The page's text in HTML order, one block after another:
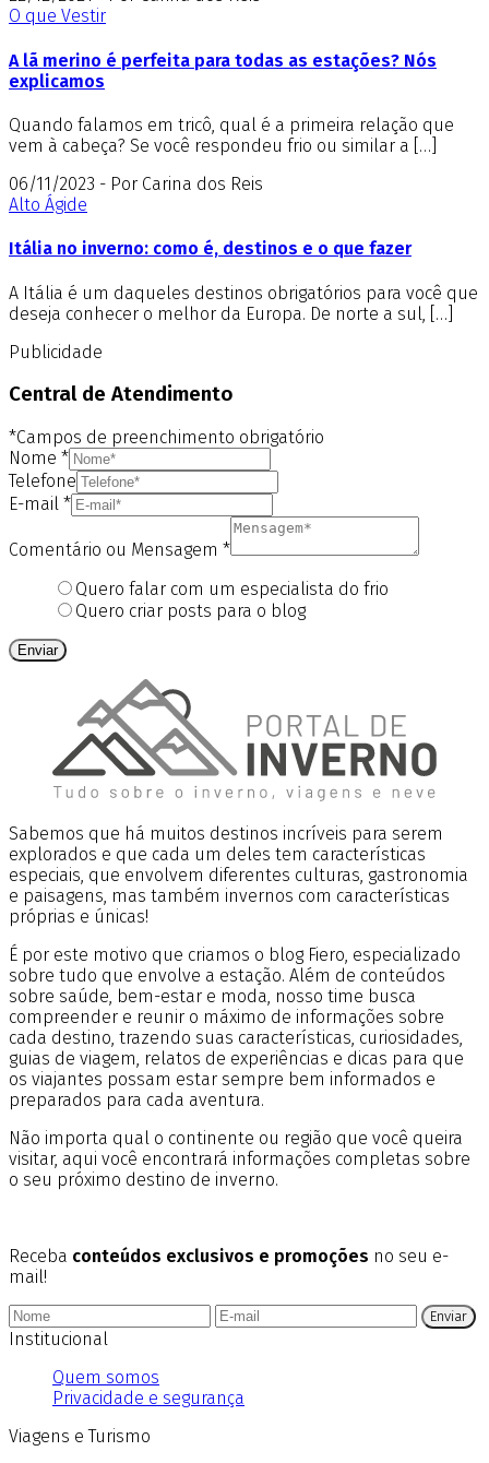
O que Vestir
A lã merino é perfeita para todas as estações? Nós
explicamos
Quando falamos em tricô, qual é a primeira relação que
vem à cabeça? Se você respondeu frio ou similar a […]
06/11/2023 - Por Carina dos Reis
Alto Ágide
Itália no inverno: como é, destinos e o que fazer
A Itália é um daqueles destinos obrigatórios para você que
deseja conhecer o melhor da Europa. De norte a sul, […]
Publicidade
Central de Atendimento
*Campos de preenchimento obrigatório
Nome *
Telefone
E-mail *
Comentário ou Mensagem *
Quero falar com um especialista do frio
Quero criar posts para o blog
Enviar
Sabemos que há muitos destinos incríveis para serem
explorados e que cada um deles tem características
especiais, que envolvem diferentes culturas, gastronomia
e paisagens, mas também invernos com características
próprias e únicas!
É por este motivo que criamos o blog Fiero, especializado
sobre tudo que envolve a estação. Além de conteúdos
sobre saúde, bem-estar e moda, nosso time busca
compreender e reunir o máximo de informações sobre
cada destino, trazendo suas características, curiosidades,
guias de viagem, relatos de experiências e dicas para que
os viajantes possam estar sempre bem informados e
preparados para cada aventura.
Não importa qual o continente ou região que você queira
visitar, aqui você encontrará informações completas sobre
o seu próximo destino de inverno.
Receba conteúdos exclusivos e promoções no seu e-
mail!
Enviar
Institucional
Quem somos
Privacidade e segurança
Viagens e Turismo